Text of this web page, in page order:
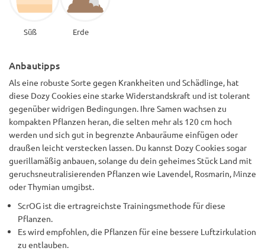
Süß Erde
Anbautipps
Als eine robuste Sorte gegen Krankheiten und Schädlinge, hat
diese Dozy Cookies eine starke Widerstandskraft und ist tolerant
gegenüber widrigen Bedingungen. Ihre Samen wachsen zu
kompakten Pflanzen heran, die selten mehr als 120 cm hoch
werden und sich gut in begrenzte Anbauräume einfügen oder
draußen leicht verstecken lassen. Du kannst Dozy Cookies sogar
guerillamäßig anbauen, solange du dein geheimes Stück Land mit
geruchsneutralisierenden Pflanzen wie Lavendel, Rosmarin, Minze
oder Thymian umgibst.
ScrOG ist die ertragreichste Trainingsmethode für diese
Pflanzen.
Es wird empfohlen, die Pflanzen für eine bessere Luftzirkulation
zu entlauben.